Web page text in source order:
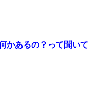
かあるの？って聞い